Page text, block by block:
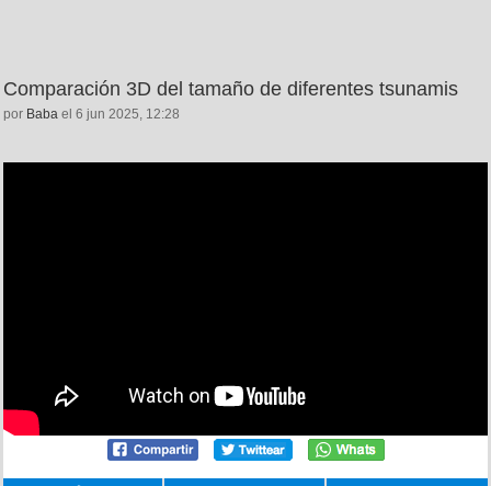
Comparación 3D del tamaño de diferentes tsunamis
por Baba el 6 jun 2025, 12:28